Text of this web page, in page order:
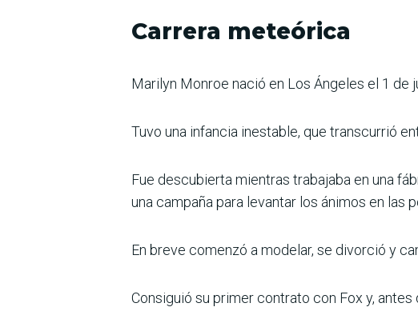
Carrera meteórica
Marilyn Monroe nació en Los Ángeles el 1 de
Tuvo una infancia inestable, que transcurrió
Fue descubierta mientras trabajaba en una
una campaña para levantar los ánimos en las
En breve comenzó a modelar, se divorció y
Consiguió su primer contrato con Fox y,